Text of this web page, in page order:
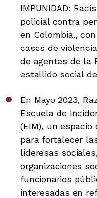
IMPUNIDAD:
policial contra
en Colombia.,
casos de
de agentes de la
estallido social
En Mayo 2023,
Escuela de
(EIM), un
para fortalecer
lideresas
organizaciones
funcionarios
interesadas en